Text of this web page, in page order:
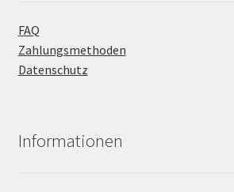
FAQ
Zahlungsmethoden
Datenschutz
Informationen